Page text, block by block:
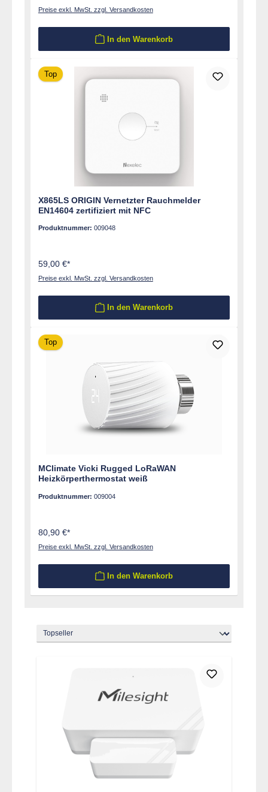
Preise exkl. MwSt. zzgl. Versandkosten
In den Warenkorb
Top
X865LS ORIGIN Vernetzter Rauchmelder
EN14604 zertifiziert mit NFC
Produktnummer: 009048
59,00 €*
Preise exkl. MwSt. zzgl. Versandkosten
In den Warenkorb
Top
MClimate Vicki Rugged LoRaWAN
Heizkörperthermostat weiß
Produktnummer: 009004
80,90 €*
Preise exkl. MwSt. zzgl. Versandkosten
In den Warenkorb